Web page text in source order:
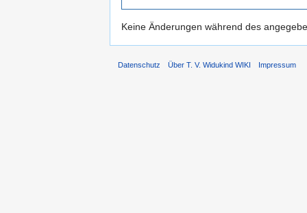
Keine Änderungen während des
Datenschutz Über T. V. Widukind WIKI Impressum